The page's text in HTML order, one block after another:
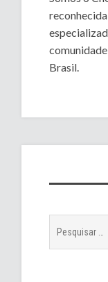
Brasil.